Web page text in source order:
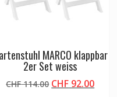
MARCO klappbar
2er Set weiss
CHF114.00 CHF 92.00